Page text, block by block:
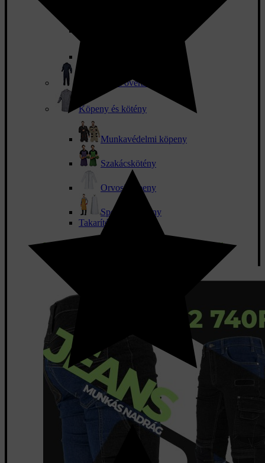
Munkaruha overál
Köpeny és kötény
Munkavédelmi köpeny
Szakácskötény
Orvosi köpeny
Speciális kötény
Takarító munkaruha
NE HAGYD KI AZ RENDEZVÉNYEKET!